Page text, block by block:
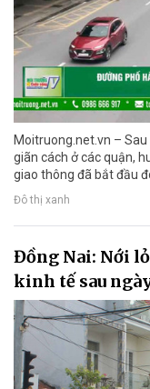
Moitruong.net.vn – Sau
giãn cách ở các quận,
giao thông đã bắt đầu
Đô thị xanh
Đồng Nai: Nới
kinh tế sau